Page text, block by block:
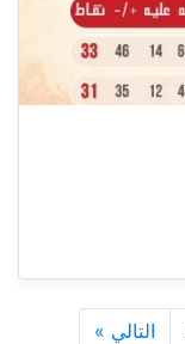
التالي »